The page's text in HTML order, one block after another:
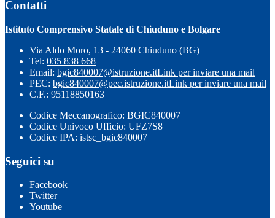
Contatti
Istituto Comprensivo Statale di Chiuduno e Bolgare
Via Aldo Moro, 13 - 24060 Chiuduno (BG)
Tel: 035 838 668
Email: bgic840007@istruzione.itLink per inviare una mail
PEC: bgic840007@pec.istruzione.itLink per inviare una mail
C.F.: 95118850163
Codice Meccanografico: BGIC840007
Codice Univoco Ufficio: UFZ7S8
Codice IPA: istsc_bgic840007
Seguici su
Facebook
Twitter
Youtube